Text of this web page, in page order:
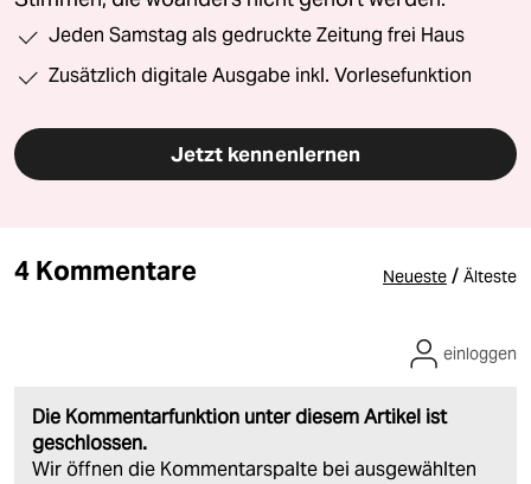
Jeden Samstag als gedruckte Zeitung frei Haus
Zusätzlich digitale Ausgabe inkl. Vorlesefunktion
Jetzt kennenlernen
4 Kommentare Neueste / Älteste
Die Kommentarfunktion unter diesem Artikel ist
geschlossen.
Wir öffnen die Kommentarspalte bei ausgewählten
einloggen